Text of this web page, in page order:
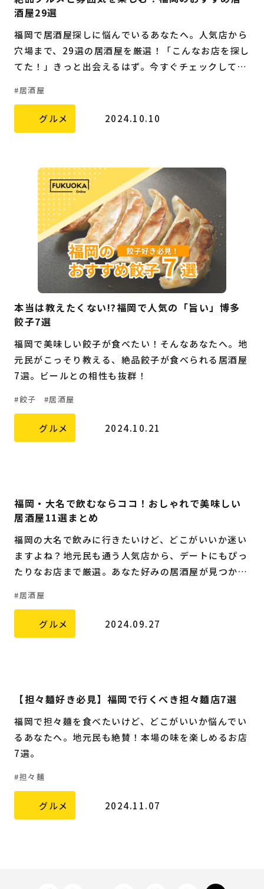
酒屋29選
福岡で居酒屋探しに悩んでいるあなたへ。人気店から
穴場まで、29選の居酒屋を厳選！「こんなお店を探し
てた！」きっと出会えるはず。今すぐチェックして、
居酒屋
グルメ 2024.10.10
本当は教えたくない!?福岡で人気の「旨い」博多
餃子7選
福岡で美味しい餃子が食べたい！そんなあなたへ。地
元民がこっそり教える、絶品餃子が食べられる居酒屋
7選。ビールとの相性も抜群！
餃子 居酒屋
グルメ 2024.10.21
福岡・大名で飲むならココ！おしゃれで美味しい
居酒屋11選まとめ
福岡の大名で飲みに行きたいけど、どこがいいか迷い
ますよね？地元民も通う人気店から、デートにもぴっ
たりなお店まで厳選。あなた好みの居酒屋が見つかる
居酒屋
グルメ 2024.09.27
【担々麺好き必見】福岡で行くべき担々麺店7選
福岡で担々麺を食べたいけど、どこがいいか悩んでい
るあなたへ。地元民も絶賛！本場の味を楽しめるお店
7選。
担々麺
グルメ 2024.11.07